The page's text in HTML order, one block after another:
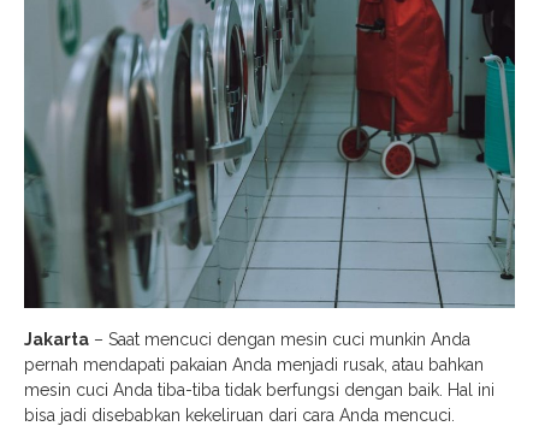
Jakarta – Saat mencuci dengan mesin cuci munkin Anda
pernah mendapati pakaian Anda menjadi rusak, atau bahkan
mesin cuci Anda tiba-tiba tidak berfungsi dengan baik. Hal ini
bisa jadi disebabkan kekeliruan dari cara Anda mencuci.